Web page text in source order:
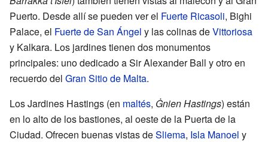
Puerto. Desde allí se pueden ver el Fuerte Ricasoli, Bighi
Palace, el Fuerte de San Ángel y las colinas deVittoriosa
y Kalkara. Los jardines tienen dos monumentos
principales: uno dedicado a Sir Alexander Ball y otro en
recuerdo del Gran Sitio de Malta.
Los Jardines Hastings (en maltés, Ġnien Hastings) están
en lo alto de los bastiones, al oeste de la Puerta de la
Ciudad. Ofrecen buenas vistas deSliema, Isla Manoel y